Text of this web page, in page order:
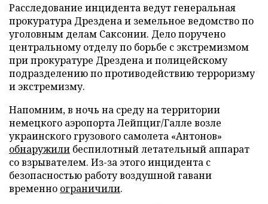
Расследование инцидента ведут генеральная
прокуратура Дрездена и земельное ведомство по
уголовным делам Саксонии. Дело поручено
центральному отделу по борьбе с экстремизмом
при прокуратуре Дрездена и полицейскому
подразделению по противодействию терроризму
и экстремизму.
Напомним, в ночь на среду на территории
немецкого аэропорта Лейпциг/Галле возле
украинского грузового самолета «Антонов»
обнаружили беспилотный летательный аппарат
со взрывателем. Из-за этого инцидента с
безопасностью работу воздушной гавани
временно ограничили.